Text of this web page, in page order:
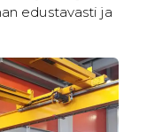
edustavasti ja